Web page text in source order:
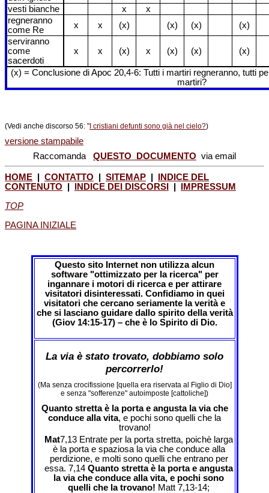
vesti bianche
x
x
regneranno
come Re
x x (x) (x) (x)
(x)
serviranno
come
sacerdoti
x x (x) x (x) (x) (x)
(x) = Conclusione di Apoc 20,4-6: Tutti i martiri regneranno, tutti
martiri?
(Vedi anche discorso 56: " I cristiani defunti sono già nel cielo?)
versione stampabile
Raccomanda QUESTO DOCUMENTO via email
HOME CONTATTO SITEMAP
INDICE DEL
CONTENUTO
INDICE DEI DISCORSI
IMPRESSUM
TOP
PAGINA INIZIALE
Questo sito Internet non utilizza alcun
software "ottimizzato per la ricerca" per
ingannare i motori di ricerca e per attirare
visitatori disinteressati. Confidiamo in quei
visitatori che cercano seriamente la verità e
che si lasciano guidare dallo spirito della verità
(Giov 14:15-17) – che è lo Spirito di Dio.
La via è stato trovato, dobbiamo solo
percorrerlo!
(Ma senza crocifissione [quella era riservata al Figlio di Dio]
e senza "sofferenze" autoimposte [cattoliche])
Quanto stretta è la porta e angusta la via che
conduce alla vita, e pochi sono quelli che la
trovano!
Mat7,13 Entrate per la porta stretta, poichè larga
è la porta e spaziosa la via che conduce alla
perdizione, e molti sono quelli che entrano per
essa. 7,14 Quanto stretta è la porta e angusta
la via che conduce alla vita, e pochi sono
quelli che la trovano! Matt 7,13-14;